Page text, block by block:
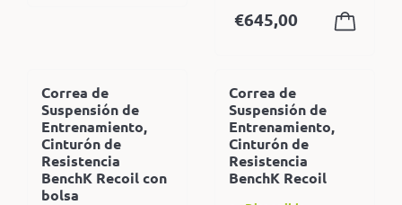
€645,00
Correa de
Suspensión de
Entrenamiento,
Cinturón de
Resistencia
BenchK Recoil con
bolsa
Correa de
Suspensión de
Entrenamiento,
Cinturón de
Resistencia
BenchK Recoil